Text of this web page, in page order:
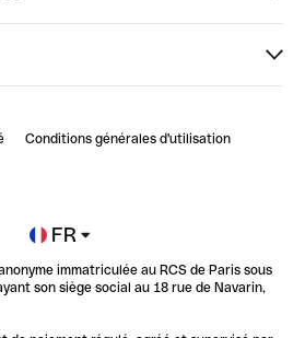
productivité
Conditions générales d'utilisation
FR
immatriculée au RCS de Paris sous
son siège social au 18 rue de Navarin,